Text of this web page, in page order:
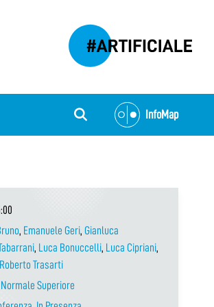
InfoMap
, Emanuele Geri, Gianluca
, Luca Bonuccelli, Luca Cipriani,
Roberto Trasarti
Superiore